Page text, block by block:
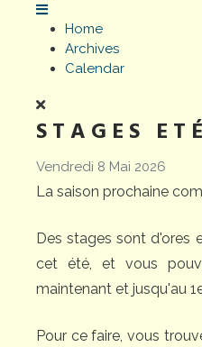
Home
Archives
Calendar
STAGES
Vendredi 8 Mai 2026
La saison prochaine
Des stages sont d'ores
cet été, et vous
maintenant et jusqu'au
Pour ce faire, vous